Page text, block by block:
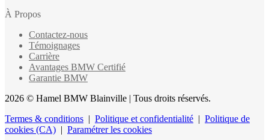
À Propos
Contactez-nous
Témoignages
Carrière
Avantages BMW Certifié
Garantie BMW
2026 © Hamel BMW Blainville | Tous droits réservés.
Termes & conditions | Politique et confidentialité | Politique de
cookies (CA) | Paramétrer les cookies